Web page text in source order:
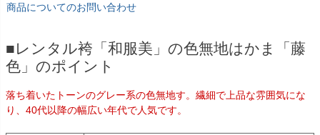
商品についてのお問い合わせ
■レンタル袴「和服美」の色無地はかま「藤
色」のポイント
落ち着いたトーンのグレー系の色無地す。繊細で上品な雰囲気にな
り、40代以降の幅広い年代で人気です。